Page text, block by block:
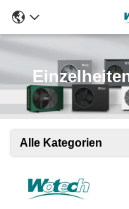
Alle Kategorien